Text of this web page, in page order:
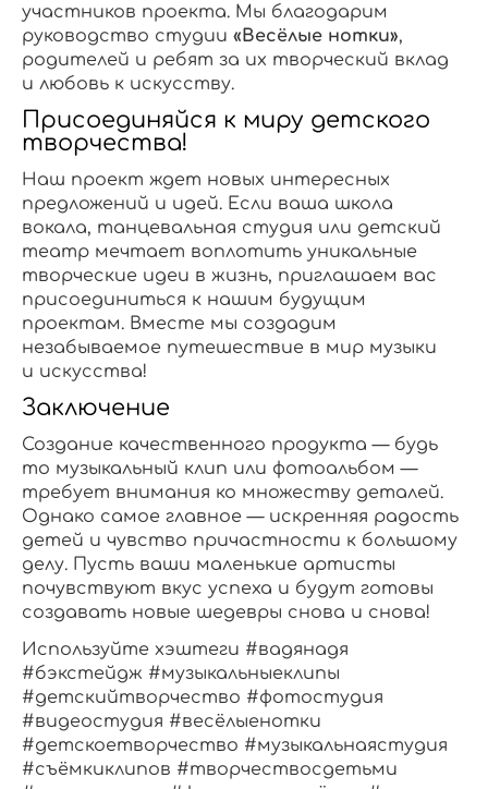
участников проекта. Мы благодарим
руководство студии «Весёлые нотки»,
родителей и ребят за их творческий вклад
и любовь к искусству.
Присоединяйся к миру детского
творчества!
Наш проект ждет новых интересных
предложений и идей. Если ваша школа
вокала, танцевальная студия или детский
театр мечтает воплотить уникальные
творческие идеи в жизнь, приглашаем вас
присоединиться к нашим будущим
проектам. Вместе мы создадим
незабываемое путешествие в мир музыки
и искусства!
Заключение
Создание качественного продукта — будь
то музыкальный клип или фотоальбом —
требует внимания ко множеству деталей.
Однако самое главное — искренняя радость
детей и чувство причастности к большому
делу. Пусть ваши маленькие артисты
почувствуют вкус успеха и будут готовы
создавать новые шедевры снова и снова!
Используйте хэштеги #вадянадя
#бэкстейдж #музыкальныеклипы
#детскийтворчество #фотостудия
#видеостудия #весёлыенотки
#детскоетворчество #музыкальнаястудия
#съёмкиклипов #творчествосдетьми